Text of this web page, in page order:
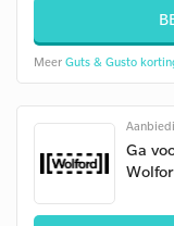
Meer Guts & Gusto
Ga